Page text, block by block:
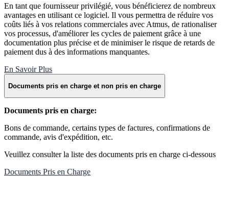
En tant que fournisseur privilégié, vous bénéficierez de nombreux
avantages en utilisant ce logiciel. Il vous permettra de réduire vos
coûts liés à vos relations commerciales avec Atmus, de rationaliser
vos processus, d'améliorer les cycles de paiement grâce à une
documentation plus précise et de minimiser le risque de retards de
paiement dus à des informations manquantes.
En Savoir Plus
Documents pris en charge et non pris en charge
Documents pris en charge:
Bons de commande, certains types de factures, confirmations de
commande, avis d'expédition, etc.
Veuillez consulter la liste des documents pris en charge ci-dessous
Documents Pris en Charge